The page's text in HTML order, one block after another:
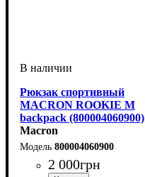
Рюкзак спортивный
MACRON ROOKIE M
backpack (800004060900)
Macron
800004060900
2 000грн